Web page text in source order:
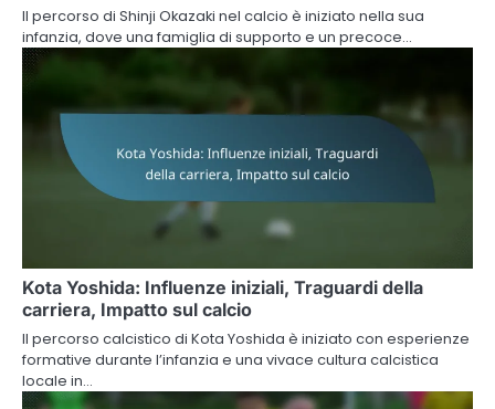
Il percorso di Shinji Okazaki nel calcio è iniziato nella sua
infanzia, dove una famiglia di supporto e un precoce…
Kota Yoshida: Influenze iniziali, Traguardi della
carriera, Impatto sul calcio
Il percorso calcistico di Kota Yoshida è iniziato con esperienze
formative durante l’infanzia e una vivace cultura calcistica
locale in…